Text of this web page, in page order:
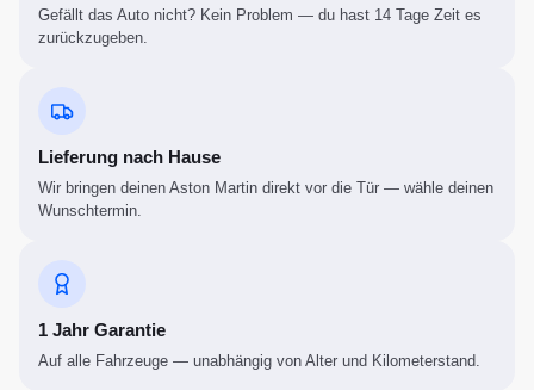
Gefällt das Auto nicht? Kein Problem — du hast 14 Tage Zeit es
zurückzugeben.
Lieferung nach Hause
Wir bringen deinen Aston Martin direkt vor die Tür — wähle deinen
Wunschtermin.
1 Jahr Garantie
Auf alle Fahrzeuge — unabhängig von Alter und Kilometerstand.